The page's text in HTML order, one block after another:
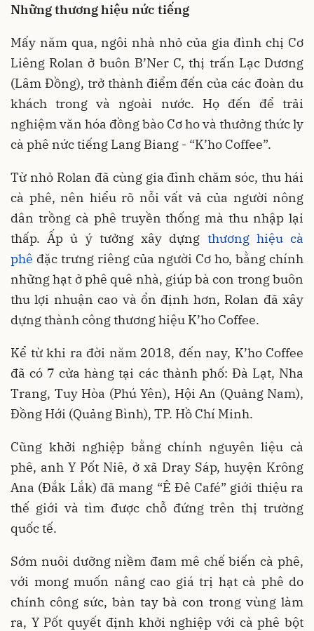
Những thương hiệu nức tiếng
Mấy năm qua, ngôi nhà nhỏ của gia đình chị Cơ
Liêng Rolan ở buôn B’Ner C, thị trấn Lạc Dương
(Lâm Đồng), trở thành điểm đến của các đoàn du
khách trong và ngoài nước. Họ đến để trải
nghiệm văn hóa đồng bào Cơ ho và thưởng thức ly
cà phê nức tiếng Lang Biang - “K’ho Coffee”.
Từ nhỏ Rolan đã cùng gia đình chăm sóc, thu hái
cà phê, nên hiểu rõ nỗi vất vả của người nông
dân trồng cà phê truyền thống mà thu nhập lại
thấp. Ấp ủ ý tưởng xây dựng thương hiệu cà
phê đặc trưng riêng của người Cơ ho, bằng chính
những hạt ở phê quê nhà, giúp bà con trong buôn
thu lợi nhuận cao và ổn định hơn, Rolan đã xây
dựng thành công thương hiệu K’ho Coffee.
Kể từ khi ra đời năm 2018, đến nay, K’ho Coffee
đã có 7 cửa hàng tại các thành phố: Đà Lạt, Nha
Trang, Tuy Hòa (Phú Yên), Hội An (Quảng Nam),
Đồng Hới (Quảng Bình), TP. Hồ Chí Minh.
Cũng khởi nghiệp bằng chính nguyên liệu cà
phê, anh Y Pốt Niê, ở xã Dray Sáp, huyện Krông
Ana (Đắk Lắk) đã mang “Ê Đê Café” giới thiệu ra
thế giới và tìm được chỗ đứng trên thị trường
quốc tế.
Sớm nuôi dưỡng niềm đam mê chế biến cà phê,
với mong muốn nâng cao giá trị hạt cà phê do
chính công sức, bàn tay bà con trong vùng làm
ra, Y Pốt quyết định khởi nghiệp với cà phê bột